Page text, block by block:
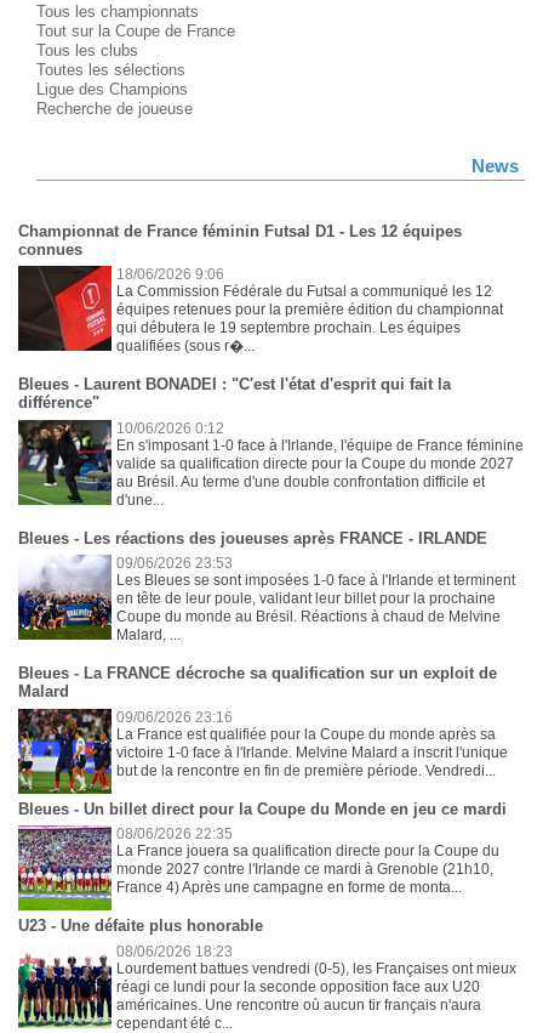
Tous les championnats
Tout sur la Coupe de France
Tous les clubs
Toutes les sélections
Ligue des Champions
Recherche de joueuse
News
Championnat de France féminin Futsal D1 - Les 12 équipes
connues
18/06/2026 9:06
La Commission Fédérale du Futsal a communiqué les 12
équipes retenues pour la première édition du championnat
qui débutera le 19 septembre prochain. Les équipes
qualifiées (sous r�...
Bleues - Laurent BONADEI : "C'est l'état d'esprit qui fait la
différence"
10/06/2026 0:12
En s'imposant 1-0 face à l'Irlande, l'équipe de France féminine
valide sa qualification directe pour la Coupe du monde 2027
au Brésil. Au terme d'une double confrontation difficile et
d'une...
Bleues - Les réactions des joueuses après FRANCE - IRLANDE
09/06/2026 23:53
Les Bleues se sont imposées 1-0 face à l'Irlande et terminent
en tête de leur poule, validant leur billet pour la prochaine
Coupe du monde au Brésil. Réactions à chaud de Melvine
Malard, ...
Bleues - La FRANCE décroche sa qualification sur un exploit de
Malard
09/06/2026 23:16
La France est qualifiée pour la Coupe du monde après sa
victoire 1-0 face à l'Irlande. Melvine Malard a inscrit l'unique
but de la rencontre en fin de première période. Vendredi...
Bleues - Un billet direct pour la Coupe du Monde en jeu ce mardi
08/06/2026 22:35
La France jouera sa qualification directe pour la Coupe du
monde 2027 contre l'Irlande ce mardi à Grenoble (21h10,
France 4) Après une campagne en forme de monta...
U23 - Une défaite plus honorable
08/06/2026 18:23
Lourdement battues vendredi (0-5), les Françaises ont mieux
réagi ce lundi pour la seconde opposition face aux U20
américaines. Une rencontre où aucun tir français n'aura
cependant été c...